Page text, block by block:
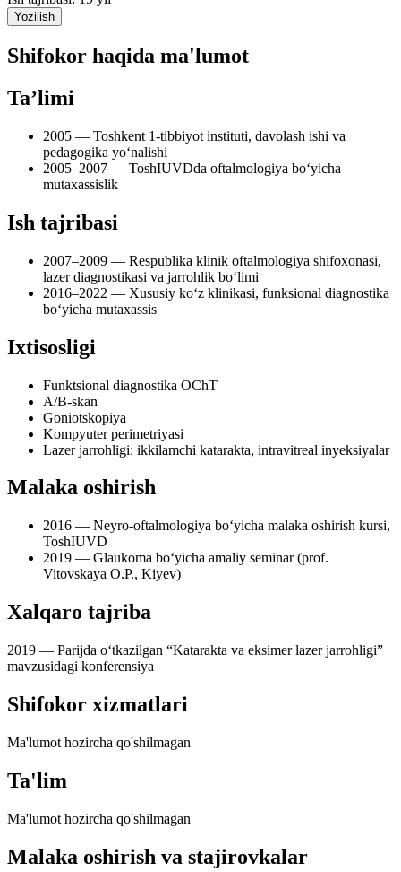
Yozilish
Shifokor haqida ma'lumot
Ta’limi
2005 — Toshkent 1-tibbiyot instituti, davolash ishi va
pedagogika yo‘nalishi
2005–2007 — ToshIUVDda oftalmologiya bo‘yicha
mutaxassislik
Ish tajribasi
2007–2009 — Respublika klinik oftalmologiya shifoxonasi,
lazer diagnostikasi va jarrohlik bo‘limi
2016–2022 — Xususiy ko‘z klinikasi, funksional diagnostika
bo‘yicha mutaxassis
Ixtisosligi
Funktsional diagnostika OChT
A/B-skan
Goniotskopiya
Kompyuter perimetriyasi
Lazer jarrohligi: ikkilamchi katarakta, intravitreal inyeksiyalar
Malaka oshirish
2016 — Neyro-oftalmologiya bo‘yicha malaka oshirish kursi,
ToshIUVD
2019 — Glaukoma bo‘yicha amaliy seminar (prof.
Vitovskaya O.P., Kiyev)
Xalqaro tajriba
2019 — Parijda o‘tkazilgan “Katarakta va eksimer lazer jarrohligi”
mavzusidagi konferensiya
Shifokor xizmatlari
Ma'lumot hozircha qo'shilmagan
Ta'lim
Ma'lumot hozircha qo'shilmagan
Malaka oshirish va stajirovkalar